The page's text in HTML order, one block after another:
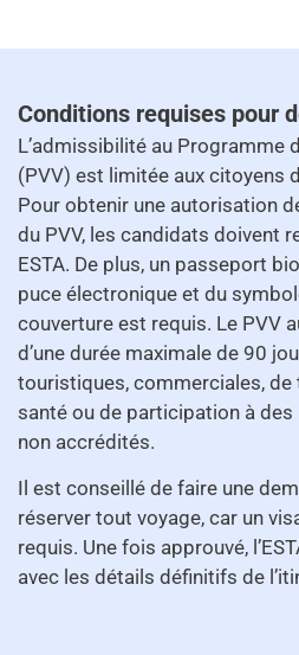
Conditions requises pour
L’admissibilité au Programme
(PVV) est limitée aux citoyens
Pour obtenir une autorisation
du PVV, les candidats doivent
ESTA. De plus, un passeport
puce électronique et du
couverture est requis. Le PVV
d’une durée maximale de 90
touristiques, commerciales, de
santé ou de participation à des
non accrédités.
Il est conseillé de faire une
réserver tout voyage, car un
requis. Une fois approuvé,
avec les détails définitifs de